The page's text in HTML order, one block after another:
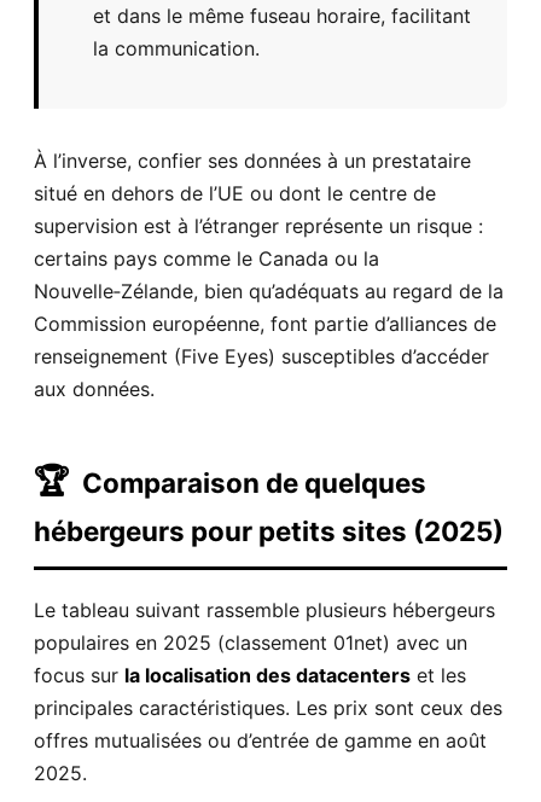
et dans le même fuseau horaire, facilitant
la communication.
À l’inverse, confier ses données à un prestataire
situé en dehors de l’UE ou dont le centre de
supervision est à l’étranger représente un risque :
certains pays comme le Canada ou la
Nouvelle‑Zélande, bien qu’adéquats au regard de la
Commission européenne, font partie d’alliances de
renseignement (Five Eyes) susceptibles d’accéder
aux données.
🏆 Comparaison de quelques
hébergeurs pour petits sites (2025)
Le tableau suivant rassemble plusieurs hébergeurs
populaires en 2025 (classement 01net) avec un
focus sur la localisation des datacenters et les
principales caractéristiques. Les prix sont ceux des
offres mutualisées ou d’entrée de gamme en août
2025.